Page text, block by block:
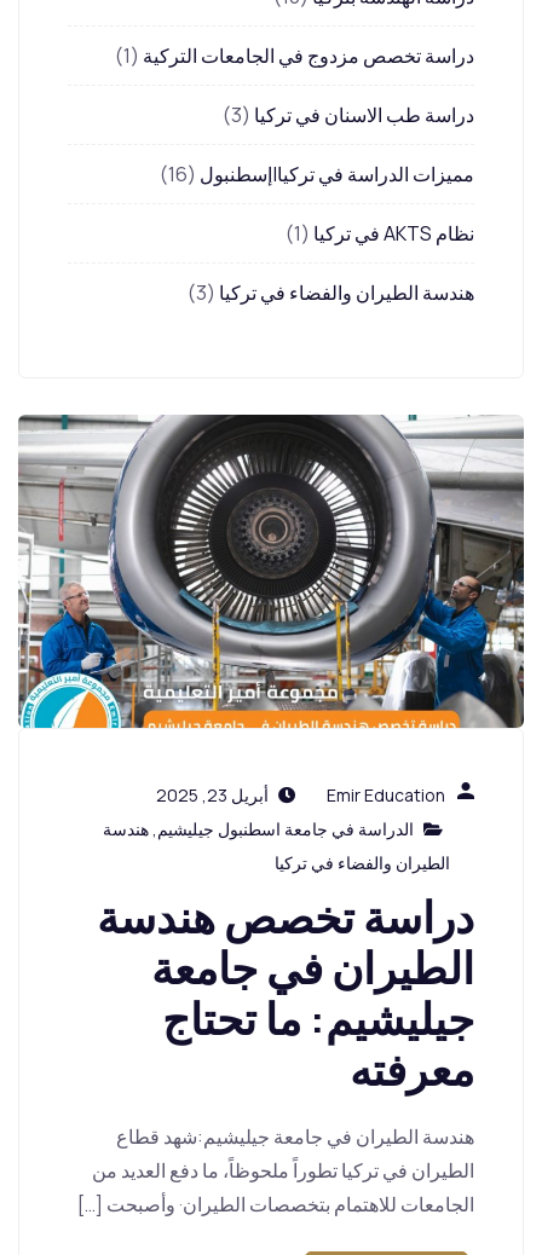
دراسة تخصص مزدوج في الجامعات التركية (1)
دراسة طب الاسنان في تركيا (3)
مميزات الدراسة في تركيا|إسطنبول (16)
نظام AKTS في تركيا (1)
هندسة الطيران والفضاء في تركيا (3)
Emir Education
أبريل 23, 2025
الدراسة في جامعة اسطنبول جيليشيم,هندسة
الطيران والفضاء في تركيا
دراسة تخصص هندسة
الطيران في جامعة
جيليشيم: ما تحتاج
معرفته
هندسة الطيران في جامعة جيليشيم:شهد قطاع
الطيران في تركيا تطوراً ملحوظاً، ما دفع العديد من
الجامعات للاهتمام بتخصصات الطيران· وأصبحت […]